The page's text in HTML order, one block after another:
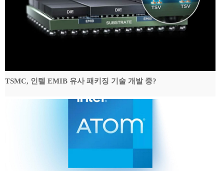
TSMC, 인텔 EMIB 유사 패키징 기술 개발 중?